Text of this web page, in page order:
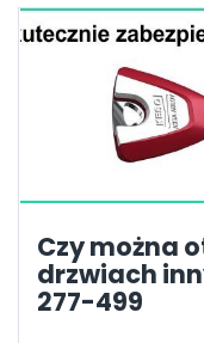
Czy można
drzwiach
277-499